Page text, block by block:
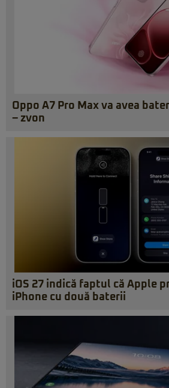
Oppo A7 Pro Max va avea
– zvon
iOS 27 indică faptul că Apple
iPhone cu două baterii